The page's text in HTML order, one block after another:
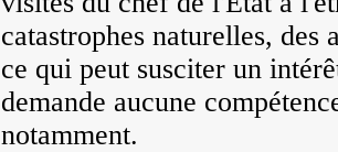
catastrophes naturelles, des
ce qui peut susciter un
demande aucune
notamment.